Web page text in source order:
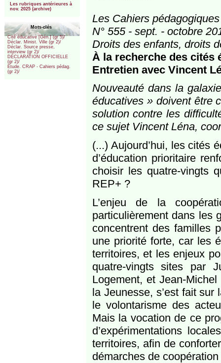
Les rubriques antérieures à
nov. 2025 (archive)
Mots-clés
Cité éducative [Gén.] (gr 5)/
Déclar. Minist. Ville (gr 2)/
Déclar. Source presse,
interview (gr 2)/
DÉCLARATION OFFICIELLE
(gr 2)/
Etude. CRAP - Cahiers pédag.
(gr 2)/
Les Cahiers pédagogiques
N° 555 - sept. - octobre
Droits des enfants, droits
À la recherche des cités
Entretien avec Vincent
Nouveauté dans la
éducatives » doivent être
solution contre les
ce sujet Vincent Léna,
(...) Aujourd’hui, les cités
d’éducation prioritaire
choisir les quatre-vingts
REP+ ?
L’enjeu de la
particulièrement dans les
concentrent des familles
une priorité forte, car les
territoires, et les enjeux
quatre-vingts sites par
Logement, et Jean-
la Jeunesse, s’est fait
le volontarisme des
Mais la vocation de ce
d’expérimentations
territoires, afin de
démarches de